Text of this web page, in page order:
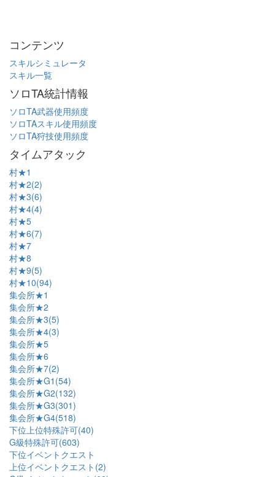
コンテンツ
スキルシミュレータ
スキル一覧
ソロTA統計情報
ソロTA武器使用頻度
ソロTAスキル使用頻度
ソロTA狩技使用頻度
タイムアタック
村★1
村★2(2)
村★3(6)
村★4(4)
村★5
村★6(7)
村★7
村★8
村★9(5)
村★10(94)
集会所★1
集会所★2
集会所★3(5)
集会所★4(3)
集会所★5
集会所★6
集会所★7(2)
集会所★G1(54)
集会所★G2(132)
集会所★G3(301)
集会所★G4(518)
下位上位特殊許可(40)
G級特殊許可(603)
下位イベントクエスト
上位イベントクエスト(2)